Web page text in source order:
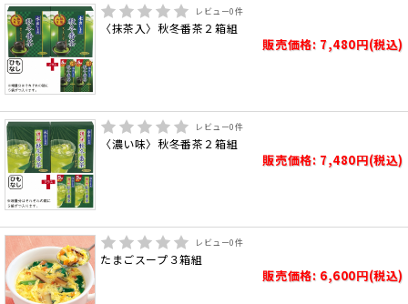
レビュー0件
〈抹茶入〉秋冬番茶２箱組
販売価格: 7,480円(税込)
レビュー0件
〈濃い味〉秋冬番茶２箱組
販売価格: 7,480円(税込)
レビュー0件
たまごスープ３箱組
販売価格: 6,600円(税込)